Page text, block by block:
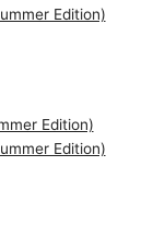
Edition)
Edition)
Edition)